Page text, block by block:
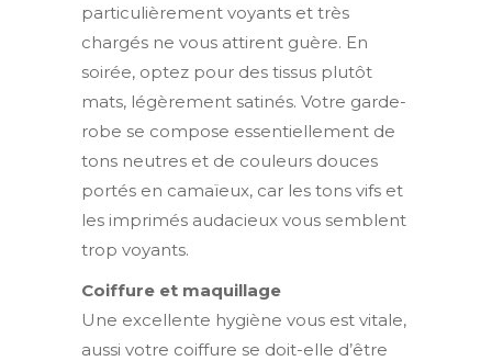
particulièrement voyants et très
chargés ne vous attirent guère. En
soirée, optez pour des tissus plutôt
mats, légèrement satinés. Votre garde-
robe se compose essentiellement de
tons neutres et de couleurs douces
portés en camaïeux, car les tons vifs et
les imprimés audacieux vous semblent
trop voyants.
Coiffure et maquillage
Une excellente hygiène vous est vitale,
aussi votre coiffure se doit-elle d’être